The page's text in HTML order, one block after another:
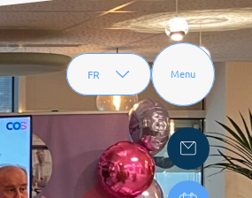
FR
EN
Menu